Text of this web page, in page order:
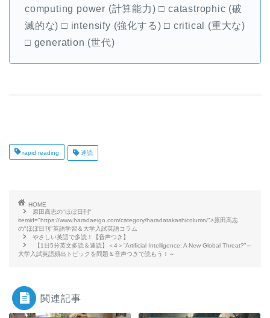
computing power (計算能力) □ catastrophic (破
滅的な) □ intensify (強化する) □ critical (重大な)
□ generation (世代)
rapid reading 速読
HOME
原田高志の"ほぼ日刊"
itemid="https://www.haradaeigo.com/category/haradatakashicolumn/">原田高志
の"ほぼ日刊"英語学習＆大学入試英語コラム
やさしい英語で多読！【音声つき】
【1日5分英文多読＆速読】＜4＞”Artificial Intelligence: A New Global Threat?”～
大学入試英語頻出トピックを問題＆音声つきで読もう！～
関連記事